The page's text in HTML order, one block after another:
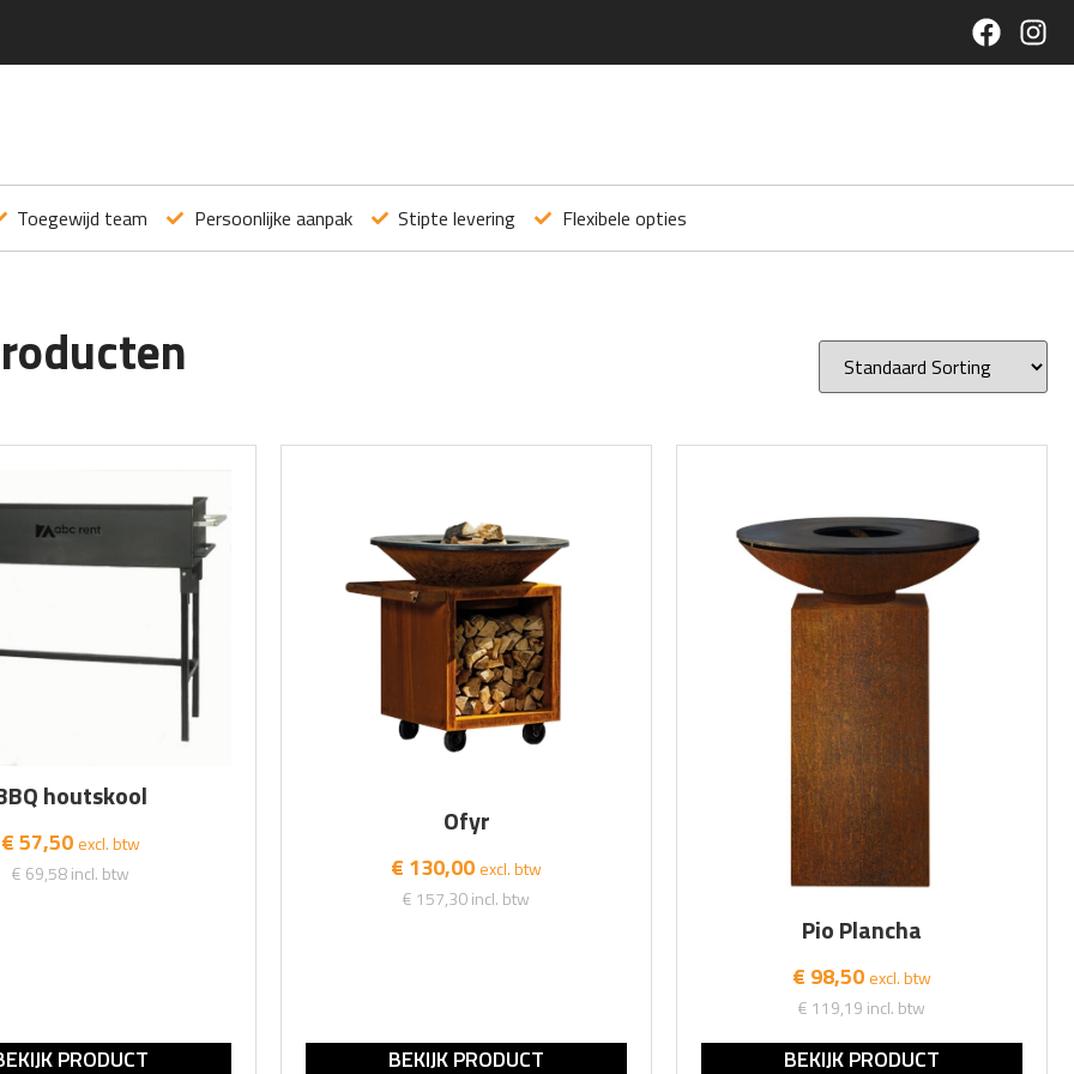
Toegewijd team Persoonlijke aanpak Stipte levering Flexibele opties
houtskool
€ 57,50 excl. btw
€ 69,58incl. btw
PRODUCT
Ofyr
€ 130,00 excl. btw
€ 157,30incl. btw
BEKIJK PRODUCT
Pio Plancha
€ 98,50 excl. btw
€ 119,19 incl. btw
BEKIJK PRODUCT